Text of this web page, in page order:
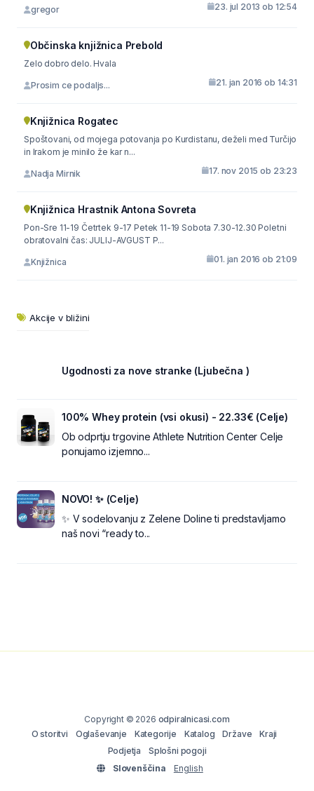
gregor 23. jul 2013 ob 12:54
Občinska knjižnica Prebold
Zelo dobro delo. Hvala
Prosim ce podaljs... 21. jan 2016 ob 14:31
Knjižnica Rogatec
Spoštovani, od mojega potovanja po Kurdistanu, deželi med Turčijo
in Irakom je minilo že kar n...
Nadja Mirnik 17. nov 2015 ob 23:23
Knjižnica Hrastnik Antona Sovreta
Pon-Sre 11-19 Četrtek 9-17 Petek 11-19 Sobota 7.30-12.30 Poletni
obratovalni čas: JULIJ-AVGUST P...
Knjižnica 01. jan 2016 ob 21:09
Akcije v bližini
Ugodnosti za nove stranke (Ljubečna )
100% Whey protein (vsi okusi) - 22.33€ (Celje)
Ob odprtju trgovine Athlete Nutrition Center Celje
ponujamo izjemno...
NOVO! ✨ (Celje)
✨ V sodelovanju z Zelene Doline ti predstavljamo
naš novi “ready to...
Copyright © 2026 odpiralnicasi.com
O storitvi
Oglaševanje Kategorije Katalog Države
Kraji
Podjetja
Splošni pogoji
Slovenščina
English